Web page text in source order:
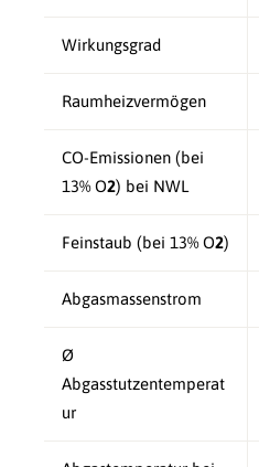
Wirkungsgrad
Raumheizvermögen
CO-Emissionen (bei
13% O2) bei NWL
Feinstaub (bei 13% O2)
Abgasmassenstrom
Ø
Abgasstutzentemperat
ur